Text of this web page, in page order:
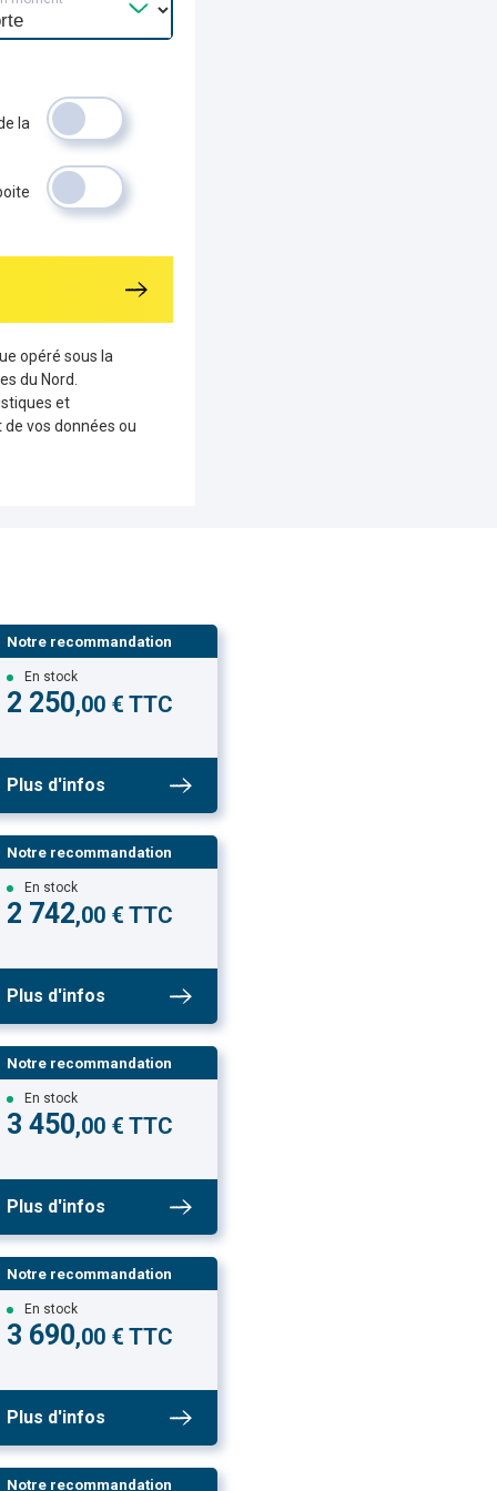
la
opéré sous la
du Nord.
et
vos données ou
Notre recommandation
En stock
2 250,00 € TTC
Plus d'infos
Notre recommandation
En stock
2 742,00 € TTC
Plus d'infos
Notre recommandation
En stock
3 450,00 € TTC
Plus d'infos
Notre recommandation
En stock
3 690,00 € TTC
Plus d'infos
Notre recommandation